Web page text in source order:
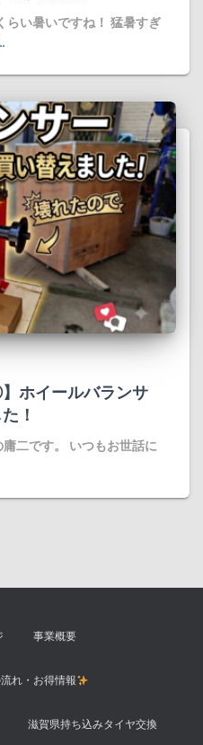
らい暑いですね！ 猛暑すぎ
ホイールバランサ
！
二です。 ​いつもお世話に
事業概要
れ・お得情報
滋賀県持ち込みタイヤ交換